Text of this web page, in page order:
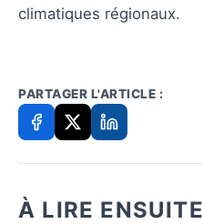
climatiques régionaux.
PARTAGER L'ARTICLE :
À LIRE ENSUITE